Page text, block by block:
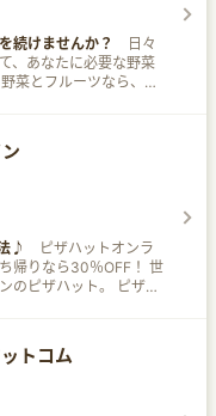
続けませんか？
日々
、あなたに必要な野菜
の自分に必要な栄養素
の栄養素を含む野菜と
ジーを25種のレシピか
スーパーフードを使
タミンB群を豊富に含ん
ておりません！ 野菜
砂糖や人工甘味などを
良い栄養の組み合わせ
♪
ピザハットオンラ
りなら30％OFF！ 世
のピザハット。 ピザ全
トコム